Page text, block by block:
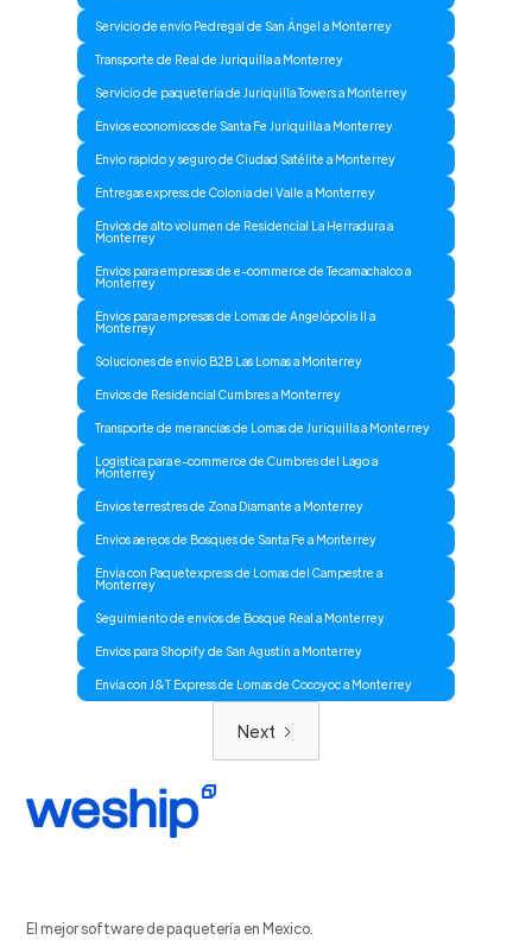
Servicio de envio Pedregal de San Ángel a Monterrey
Transporte de Real de Juriquilla a Monterrey
Servicio de paqueteria de Juriquilla Towers a Monterrey
Envios economicos de Santa Fe Juriquilla a Monterrey
Envio rapido y seguro de Ciudad Satélite a Monterrey
Entregas express de Colonia del Valle a Monterrey
Envios de alto volumen de Residencial La Herradura a
Monterrey
Envios para empresas de e-commerce de Tecamachalco a
Monterrey
Envios para empresas de Lomas de Angelópolis II a
Monterrey
Soluciones de envio B2B Las Lomas a Monterrey
Envios de Residencial Cumbres a Monterrey
Transporte de merancias de Lomas de Juriquilla a Monterrey
Logistica para e-commerce de Cumbres del Lago a
Monterrey
Envios terrestres de Zona Diamante a Monterrey
Envios aereos de Bosques de Santa Fe a Monterrey
Envia con Paquetexpress de Lomas del Campestre a
Monterrey
Seguimiento de envíos de Bosque Real a Monterrey
Envios para Shopify de San Agustín a Monterrey
Envia con J&T Express de Lomas de Cocoyoc a Monterrey
Next
El mejor software de paquetería en Mexico.